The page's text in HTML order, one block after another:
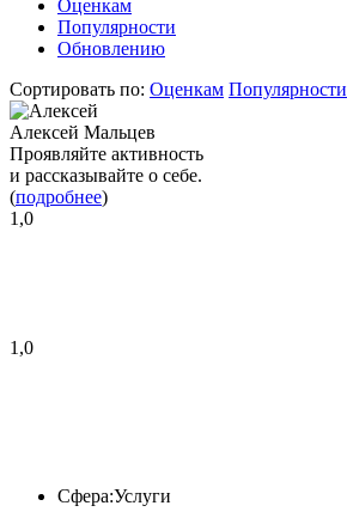
Оценкам
Популярности
Обновлению
Сортировать по: Оценкам Популярности
Алексей Мальцев
Проявляйте активность
и рассказывайте о себе.
(подробнее)
1,0
1,0
Сфера:Услуги